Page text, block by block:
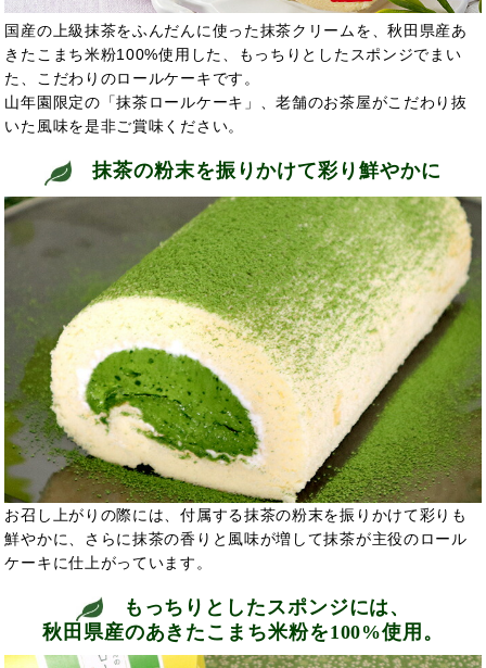
国産の上級抹茶をふんだんに使った抹茶クリームを、秋田県産あ
きたこまち米粉100%使用した、もっちりとしたスポンジでまい
た、こだわりのロールケーキです。
山年園限定の「抹茶ロールケーキ」、老舗のお茶屋がこだわり抜
いた風味を是非ご賞味ください。
抹茶の粉末を振りかけて彩り鮮やかに
お召し上がりの際には、付属する抹茶の粉末を振りかけて彩りも
鮮やかに、さらに抹茶の香りと風味が増して抹茶が主役のロール
ケーキに仕上がっています。
もっちりとしたスポンジには、
秋田県産のあきたこまち米粉を100%使用。